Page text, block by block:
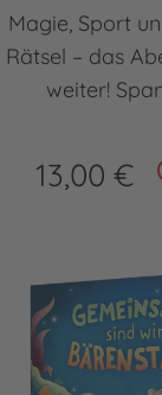
Magie, Sport
Rätsel – das
weiter!
13,00 €